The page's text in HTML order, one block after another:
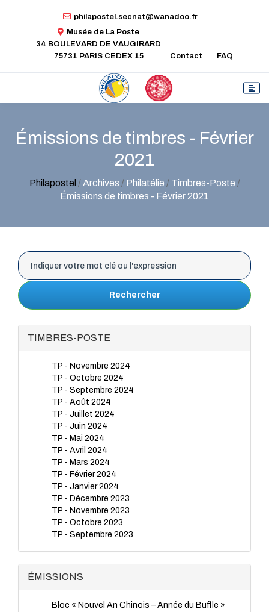
philapostel.secnat@wanadoo.fr
Musée de La Poste
34 BOULEVARD DE VAUGIRARD
75731 PARIS CEDEX 15
Contact FAQ
Émissions de timbres - Février
2021
Philapostel /Archives / Philatélie / Timbres-Poste /
Émissions de timbres - Février 2021
Rechercher
TIMBRES-POSTE
TP - Novembre 2024
TP - Octobre 2024
TP - Septembre 2024
TP - Août 2024
TP - Juillet 2024
TP - Juin 2024
TP - Mai 2024
TP - Avril 2024
TP - Mars 2024
TP - Février 2024
TP - Janvier 2024
TP - Décembre 2023
TP - Novembre 2023
TP - Octobre 2023
TP - Septembre 2023
TP - Avril 2023
TP - Février 2023
ÉMISSIONS
Bloc « Nouvel An Chinois – Année du Buffle »